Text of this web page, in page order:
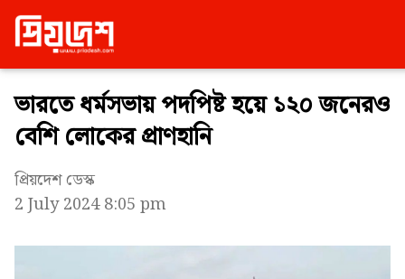
ভারতে ধর্মসভায় পদপিষ্ট হয়ে ১২০ জনেরও
বেশি লোকের প্রাণহানি
প্রিয়দেশ ডেস্ক
2 July 2024 8:05 pm